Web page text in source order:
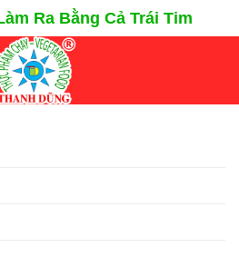
Ra Bằng Cả Trái Tim